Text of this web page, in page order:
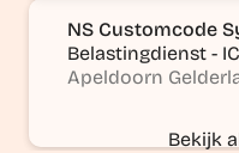
NS Customcode
Belastingdienst -
Apeldoorn
Bekijk